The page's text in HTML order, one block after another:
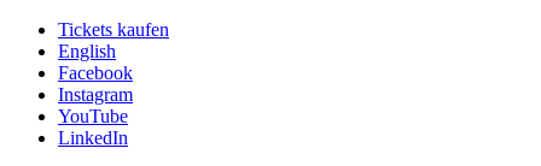
Tickets kaufen
English
Facebook
Instagram
YouTube
LinkedIn